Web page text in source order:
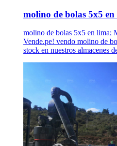
molino de bolas 5x5
molino de bolas 5x5 en lima;
Vende.pe! vendo molino de
stock en nuestros almacenes